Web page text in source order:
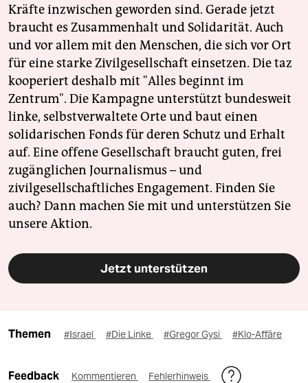
Kräfte inzwischen geworden sind. Gerade jetzt
braucht es Zusammenhalt und Solidarität. Auch
und vor allem mit den Menschen, die sich vor Ort
für eine starke Zivilgesellschaft einsetzen. Die taz
kooperiert deshalb mit "Alles beginnt im
Zentrum". Die Kampagne unterstützt bundesweit
linke, selbstverwaltete Orte und baut einen
solidarischen Fonds für deren Schutz und Erhalt
auf. Eine offene Gesellschaft braucht guten, frei
zugänglichen Journalismus – und
zivilgesellschaftliches Engagement. Finden Sie
auch? Dann machen Sie mit und unterstützen Sie
unsere Aktion.
Jetzt unterstützen
Themen #Israel #Die Linke #Gregor Gysi #Klo-Affäre
Feedback Kommentieren Fehlerhinweis